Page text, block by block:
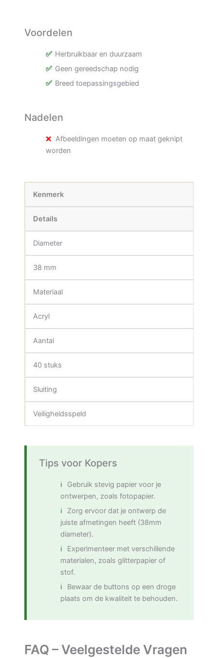
Voordelen
Herbruikbaar en duurzaam
Geen gereedschap nodig
Breed toepassingsgebied
Nadelen
Afbeeldingen moeten op maat geknipt
worden
Kenmerk
Details
Diameter
38 mm
Materiaal
Acryl
Aantal
40 stuks
Sluiting
Veiligheidsspeld
Tips voor Kopers
Gebruik stevig papier voor je
ontwerpen, zoals fotopapier.
Zorg ervoor dat je ontwerp de
juiste afmetingen heeft (38mm
diameter).
Experimenteer met verschillende
materialen, zoals glitterpapier of
stof.
Bewaar de buttons op een droge
plaats om de kwaliteit te behouden.
FAQ – Veelgestelde Vragen